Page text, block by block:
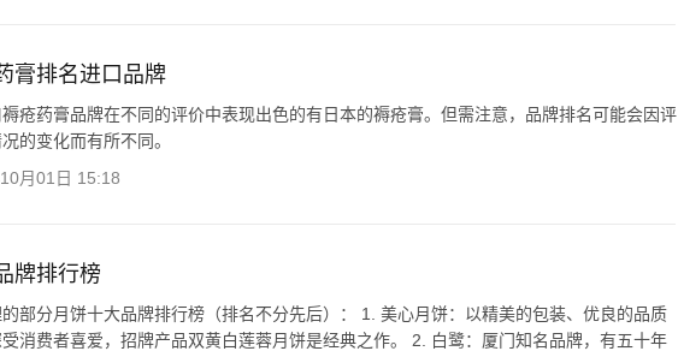
膏排名进口品牌
疮药膏品牌在不同的评价中表现出色的有日本的褥疮膏。但需注意，品牌排名可能会因评
的变化而有所不同。
月01日 15:18
牌排行榜
部分月饼十大品牌排行榜（排名不分先后）： 1. 美心月饼：以精美的包装、优良的品质
消费者喜爱，招牌产品双黄白莲蓉月饼是经典之作。 2. 白鹭：厦门知名品牌，有五十年